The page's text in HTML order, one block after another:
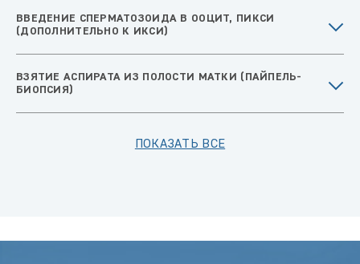
ВВЕДЕНИЕ СПЕРМАТОЗОИДА В ООЦИТ, ПИКСИ
(ДОПОЛНИТЕЛЬНО К ИКСИ)
ВЗЯТИЕ АСПИРАТА ИЗ ПОЛОСТИ МАТКИ (ПАЙПЕЛЬ-
БИОПСИЯ)
ПОКАЗАТЬ ВСЕ